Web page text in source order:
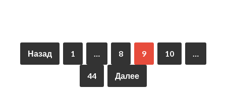
Назад 1 8 9 10
44 Далее